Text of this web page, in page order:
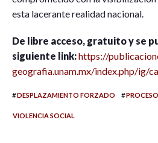
esta lacerante realidad nacional.
De libre acceso, gratuito y se
siguiente link:https://
geografia.unam.mx/index.php/ig/
#DESPLAZAMIENTO FORZADO #
VIOLENCIA SOCIAL